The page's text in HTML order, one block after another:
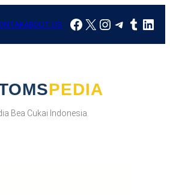
ABOUT US Facebook
X Instagram
Bea Cukai Indonesia.